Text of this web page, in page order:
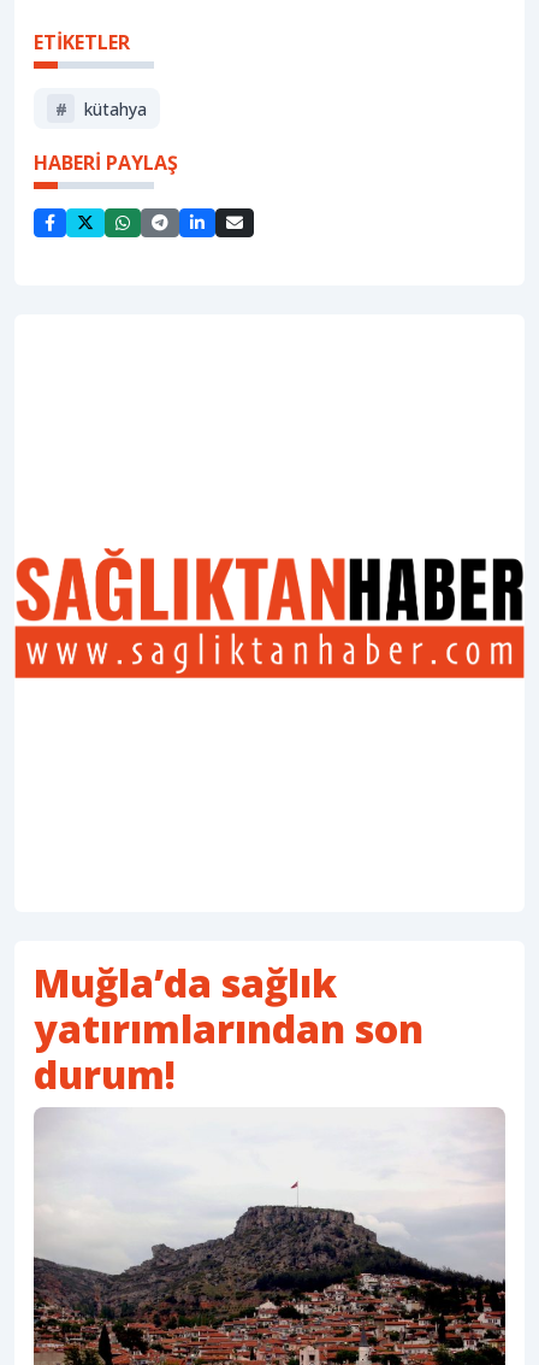
ETİKETLER
# kütahya
HABERİ PAYLAŞ
Muğla’da sağlık
yatırımlarından son
durum!